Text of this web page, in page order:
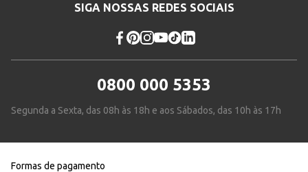
SIGA NOSSAS REDES SOCIAIS
0800 000 5353
Segunda a Sexta, das 08h às 18h e aos Sábados, das 10h às 17h
Formas de pagamento